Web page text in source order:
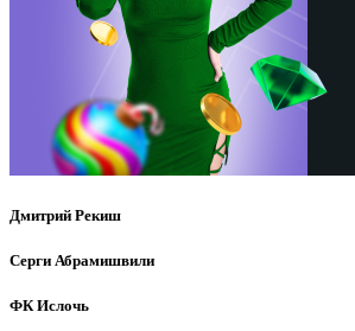
Дмитрий Рекиш
Серги Абрамишвили
ФК Ислочь